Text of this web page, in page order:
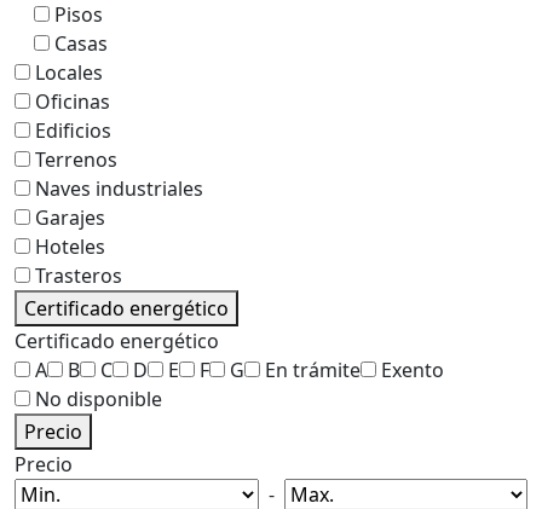
Pisos
Casas
Locales
Oficinas
Edificios
Terrenos
Naves industriales
Garajes
Hoteles
Trasteros
Certificado energético
Certificado energético
A
B C D E F G En trámite
Exento
No disponible
Precio
Precio
-